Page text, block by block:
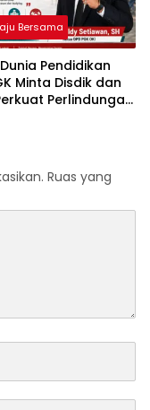
Bersama
Pendidikan
Minta Disdik dan
Perlindungan
Ruas yang